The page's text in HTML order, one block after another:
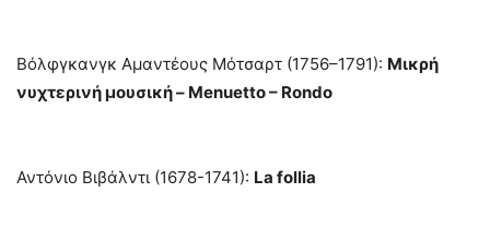
Βόλφγκανγκ Αμαντέους Μότσαρτ (1756–1791): Μικρή
νυχτερινή μουσική – Menuetto – Rondo
Αντόνιο Βιβάλντι (1678-1741): La follia